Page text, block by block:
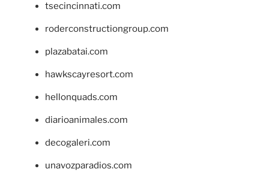
tsecincinnati.com
roderconstructiongroup.com
plazabatai.com
hawkscayresort.com
hellonquads.com
diarioanimales.com
decogaleri.com
unavozparadios.com